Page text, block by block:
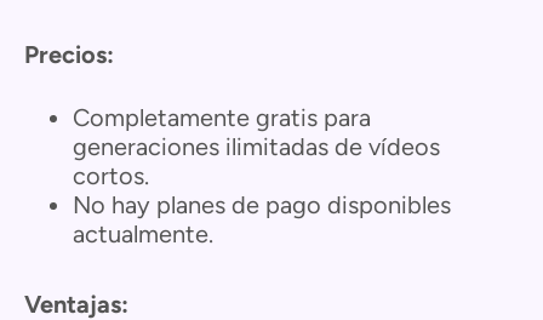
Precios:
Completamente gratis para
generaciones ilimitadas de vídeos
cortos.
No hay planes de pago disponibles
actualmente.
Ventajas: